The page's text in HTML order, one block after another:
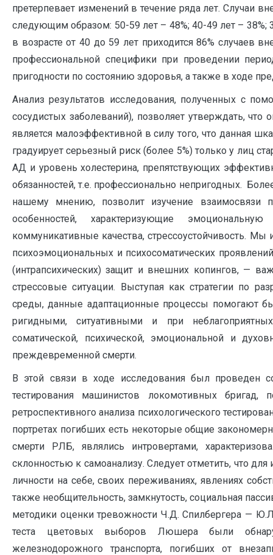
претерпевает изменений в течение ряда лет. Случаи
следующим образом: 50-59 лет – 48%; 40-49 лет – 38%;
в возрасте от 40 до 59 лет приходится 86% случаев
профессиональной специфики при проведении
пригодности по состоянию здоровья, а также в ходе
Анализ результатов исследования, полученных с
сосудистых заболеваний), позволяет утверждать,
является малоэффективной в силу того, что данная
градуирует серьезный риск (более 5%) только у лиц
АД и уровень холестерина, препятствующих
обязанностей, т.е. профессионально непригодных.
нашему мнению, позволит изучение взаимосвязи
особенностей, характеризующие
коммуникативные качества, стрессоустойчивость.
психоэмоциональных и психосоматических
(интрапсихических) защит и внешних копингов, —
стрессовые ситуации. Выступая как стратегии по
среды, данные адаптационные процессы помогают
ригидными, ситуативными и при
соматической, психической, эмоциональной и
преждевременной смерти.
В этой связи в ходе исследования был проведен
тестирования машинистов локомотивных
ретроспективного анализа психологического
портретах погибших есть некоторые общие
смерти РЛБ, являлись интровертами,
склонностью к самоанализу. Следует отметить, что
личности на себе, своих переживаниях, явлениях
также необщительность, замкнутость, социальная
методики оценки тревожности Ч.Д. Спилбергера —
теста цветовых выборов Люшера были
железнодорожного транспорта, погибших от